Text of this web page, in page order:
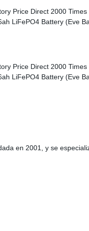
en 2001, y se